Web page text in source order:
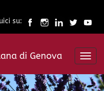
su:
di Genova